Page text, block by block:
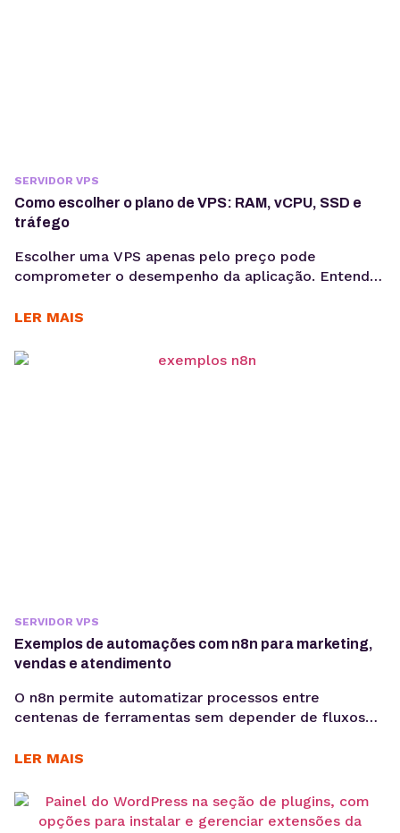
SERVIDOR VPS
Como escolher o plano de VPS: RAM, vCPU, SSD e
tráfego
Escolher uma VPS apenas pelo preço pode
comprometer o desempenho da aplicação. Entenda
para dimensionar a infraestrutura de forma técnica e
plano VPS exige uma análise que vai além do valor
LER MAIS
SERVIDOR VPS
Exemplos de automações com n8n para marketing,
vendas e atendimento
O n8n permite automatizar processos entre
centenas de ferramentas sem depender de fluxos
marketing, vendas, atendimento e desenvolvimento.
rotina de empresas que precisam aumentar a
eficiência operacional, reduzir erros manuais e
LER MAIS